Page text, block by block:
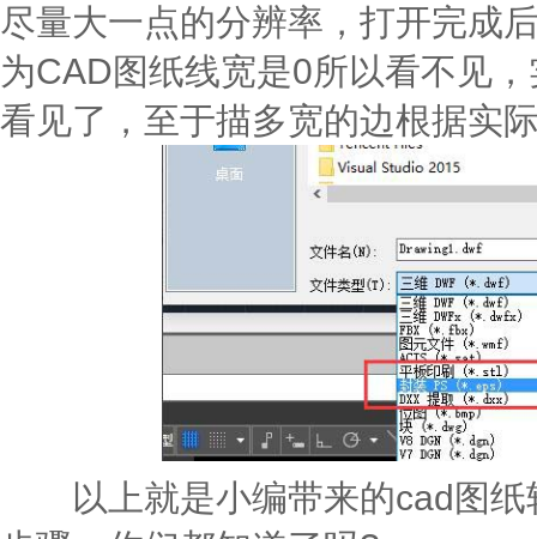
尽量大一点的分辨率，打开完成
为CAD图纸线宽是0所以看不见
看见了，至于描多宽的边根据实
以上就是小编带来的cad图纸